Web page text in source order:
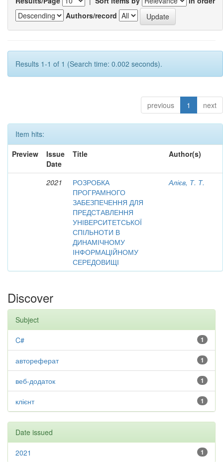
Authors/record
Results 1-1 of 1 (Search time: 0.002 seconds).
previous 1 next
Item hits:
Preview
Issue
Date
Title Author(s)
2021
РОЗРОБКА
ПРОГРАМНОГО
ЗАБЕЗПЕЧЕННЯ ДЛЯ
ПРЕДСТАВЛЕННЯ
УНІВЕРСИТЕТСЬКОЇ
СПІЛЬНОТИ В
ДИНАМІЧНОМУ
ІНФОРМАЦІЙНОМУ
СЕРЕДОВИЩІ
Алієв, Т. Т.
Discover
Subject
1
C#
1
автореферат
1
веб-додаток
1
клієнт
Date issued
1
2021